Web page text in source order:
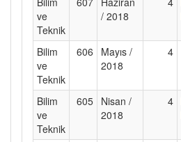
ve
Teknik
/ 2018
Bilim
ve
Teknik
606
Mayıs /
2018
4
Bilim
ve
Teknik
605 Nisan /
2018
4